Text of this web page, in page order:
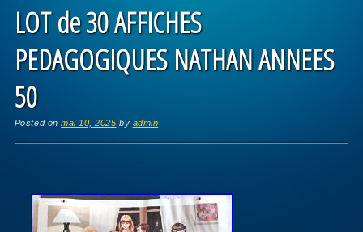
LOT de 30 AFFICHES
PEDAGOGIQUES NATHAN ANNEES
50
Posted onmai 10, 2025 by admin